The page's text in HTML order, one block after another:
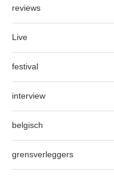
reviews
Live
festival
interview
belgisch
grensverleggers